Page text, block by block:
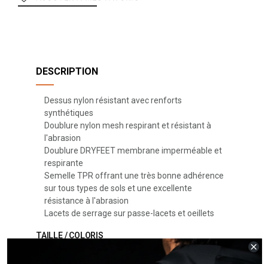
DESCRIPTION
Dessus nylon résistant avec renforts
synthétiques
Doublure nylon mesh respirant et résistant à
l'abrasion
Doublure DRYFEET membrane imperméable et
respirante
Semelle TPR offrant une très bonne adhérence
sur tous types de sols et une excellente
résistance à l'abrasion
Lacets de serrage sur passe-lacets et oeillets
TAILLE / COLORIS